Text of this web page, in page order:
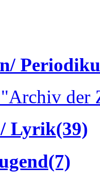
der
Lyrik(39)
(7)